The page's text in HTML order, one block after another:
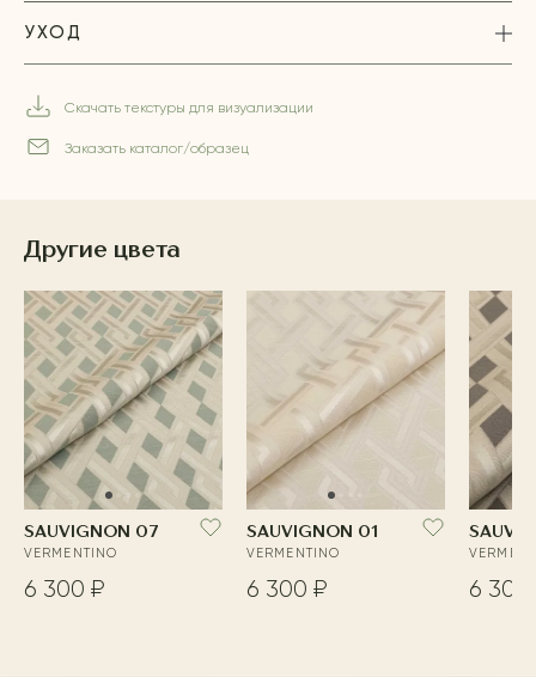
УХОД
Скачать текстуры для визуализации
Заказать каталог/образец
Другие цвета
SAUVIGNON 07
VERMENTINO
6 300 ₽
SAUVIGNON 01
VERMENTINO
6 300 ₽ 6 300